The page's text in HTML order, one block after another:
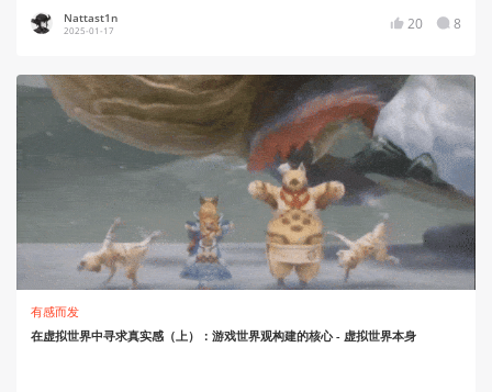
Nattast1n
2025-01-17 20 8
有感而发
在虚拟世界中寻求真实感（上）：游戏世界观构建的核心 - 虚拟世界本身